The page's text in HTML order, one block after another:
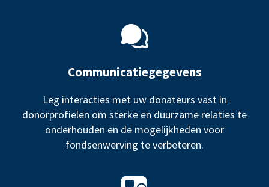
Communicatiegegevens
Leg interacties met uw donateurs vast in
donorprofielen om sterke en duurzame relaties te
onderhouden en de mogelijkheden voor
fondsenwerving te verbeteren.